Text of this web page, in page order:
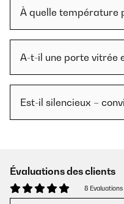
À quelle température
A-t-il une porte vitrée
Est-il silencieux –
Évaluations des clients
8 Evaluations